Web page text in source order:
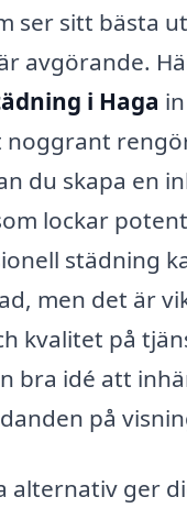
ser sitt bästa
avgörande.
i Haga
noggrant
du skapa en
lockar
städning
men det är
kvalitet på
bra idé att
på
alternativ ger